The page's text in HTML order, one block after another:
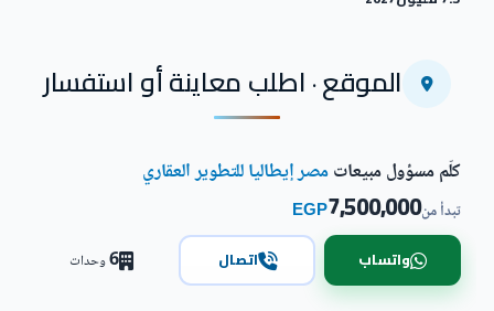
الموقع · اطلب معاينة أو استفسار
كلّم مسؤول مبيعاتمصر إيطاليا للتطوير العقاري
تبدأ من7,500,000
EGP
واتساب اتصال 6وحدات